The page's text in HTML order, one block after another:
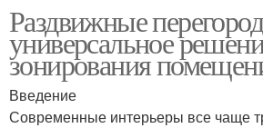
Раздвижные
универсальное
зонирования
Введение
Современные интерьеры все чаще